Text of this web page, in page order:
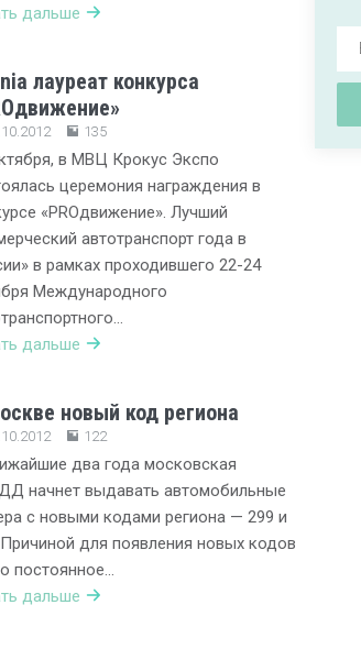
дальше
лауреат конкурса
135
в МВЦ Крокус Экспо
церемония награждения в
«PROдвижение». Лучший
автотранспорт года в
в рамках проходившего 22-24
Международного
дальше
новый код региона
122
два года московская
начнет выдавать автомобильные
с новыми кодами региона — 299 и
для появления новых кодов
постоянное…
дальше